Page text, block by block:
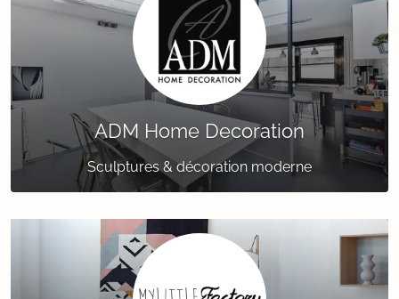
ADM Home Decoration
Sculptures & décoration moderne